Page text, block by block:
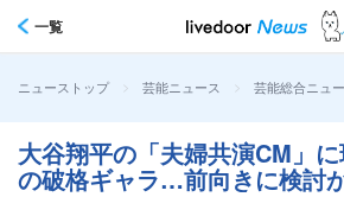
一覧
ニューストップ > 芸能ニュース > 芸能総合ニュ
大谷翔平の「夫婦共演CM」
の破格ギャラ…前向きに検討